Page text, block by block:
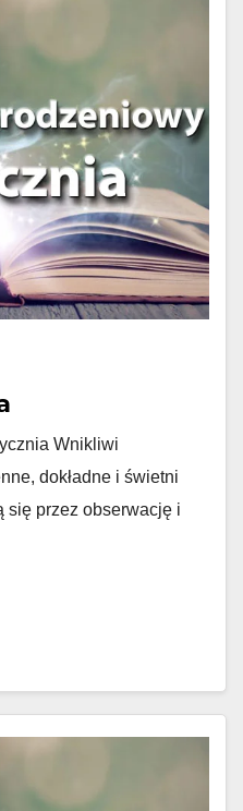
Wnikliwi
dokładne i świetni
się przez obserwację i